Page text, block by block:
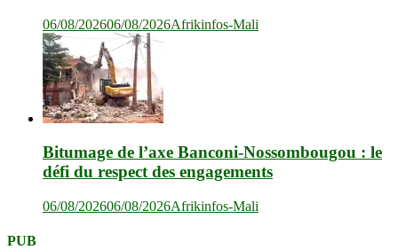
06/08/202606/08/2026Afrikinfos-Mali
Bitumage de l’axe Banconi-Nossombougou : le
défi du respect des engagements
06/08/202606/08/2026Afrikinfos-Mali
PUB